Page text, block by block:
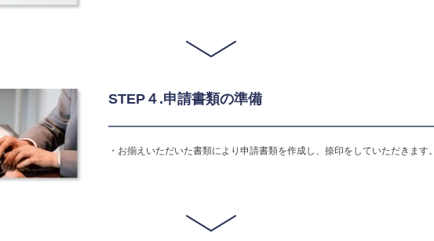
STEP４.申請書類の準備
・お揃えいただいた書類により申請書類を作成し、捺印をしていただきます。